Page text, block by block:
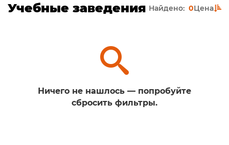
Учебные заведения Найдено: 0Цена
Ничего не нашлось — попробуйте
сбросить фильтры.